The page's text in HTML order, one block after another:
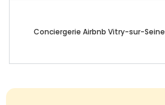
Conciergerie Airbnb Vitry-sur-Seine